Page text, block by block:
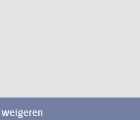
linkedin
op instagram
ons op mastodon